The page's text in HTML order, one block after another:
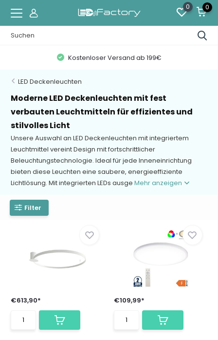
0 0
Kostenloser Versand ab 199€
LED Deckenleuchten
Moderne LED Deckenleuchten mit fest
verbauten Leuchtmitteln für effizientes und
stilvolles Licht
Unsere Auswahl an LED Deckenleuchten mit integriertem
Leuchtmittel vereint Design mit fortschrittlicher
Beleuchtungstechnologie. Ideal für jede Inneneinrichtung
bieten diese Leuchten eine saubere, energieeffiziente
Lichtlösung. Mit integrierten LEDs ausgeMehr anzeigen
Filter
€613,90* €109,99*